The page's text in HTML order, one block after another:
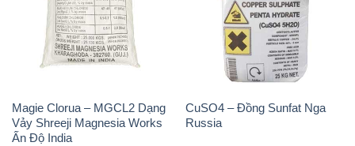
Magie Clorua – MGCL2 Dạng
Vảy Shreeji Magnesia Works
Ấn Độ India
CuSO4 – Đồng Sunfat Nga
Russia